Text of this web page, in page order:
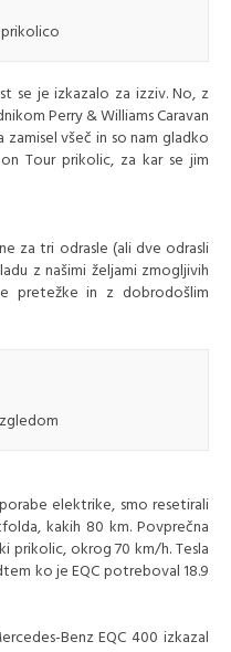
se je izkazalo za izziv. No, z
Perry & Williams Caravan
všeč in so nam gladko
Tour prikolic, za kar se jim
za tri odrasle (ali dve odrasli
z našimi željami zmogljivih
pretežke in z dobrodošlim
elektrike, smo resetirali
kakih 80 km. Povprečna
prikolic, okrog 70 km/h. Tesla
ko je EQC potreboval 18.9
Benz EQC 400 izkazal